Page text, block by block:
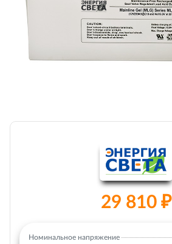
29 810 ₽
Номинальное напряжение